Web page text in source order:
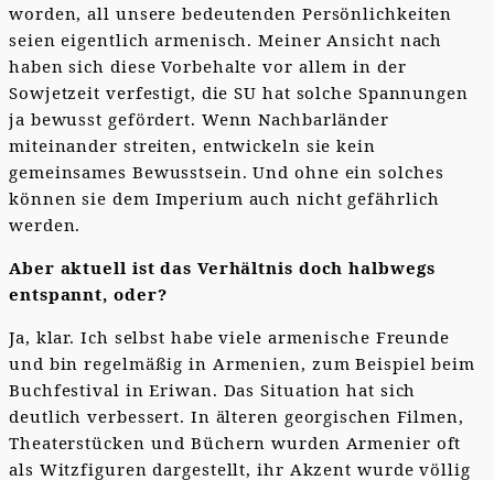
worden, all unsere bedeutenden Persönlichkeiten
seien eigentlich armenisch. Meiner Ansicht nach
haben sich diese Vorbehalte vor allem in der
Sowjetzeit verfestigt, die SU hat solche Spannungen
ja bewusst gefördert. Wenn Nachbarländer
miteinander streiten, entwickeln sie kein
gemeinsames Bewusstsein. Und ohne ein solches
können sie dem Imperium auch nicht gefährlich
werden.
Aber aktuell ist das Verhältnis doch halbwegs
entspannt, oder?
Ja, klar. Ich selbst habe viele armenische Freunde
und bin regelmäßig in Armenien, zum Beispiel beim
Buchfestival in Eriwan. Das Situation hat sich
deutlich verbessert. In älteren georgischen Filmen,
Theaterstücken und Büchern wurden Armenier oft
als Witzfiguren dargestellt, ihr Akzent wurde völlig